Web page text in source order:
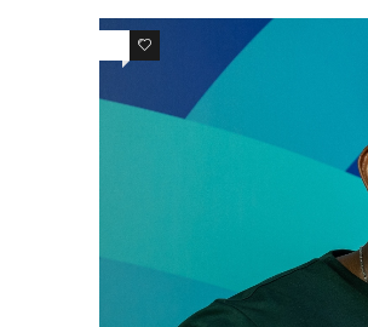
0